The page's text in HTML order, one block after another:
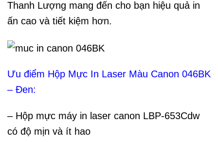
Thanh Lượng mang đến cho bạn hiệu quả in
ấn cao và tiết kiệm hơn.
Ưu điểm Hộp Mực In Laser Màu Canon 046BK
– Đen:
– Hộp mực máy in laser canon LBP-653Cdw
có độ mịn và ít hao